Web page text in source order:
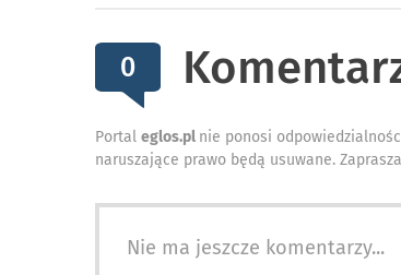
0
Portal eglos.pl nie ponosi
naruszające prawo będą usuwane.
Nie ma jeszcze komentarzy...